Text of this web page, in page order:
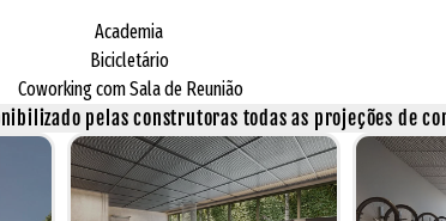
Academia
Bicicletário
Coworking com Sala de Reunião
pelas construtoras todas as projeções de